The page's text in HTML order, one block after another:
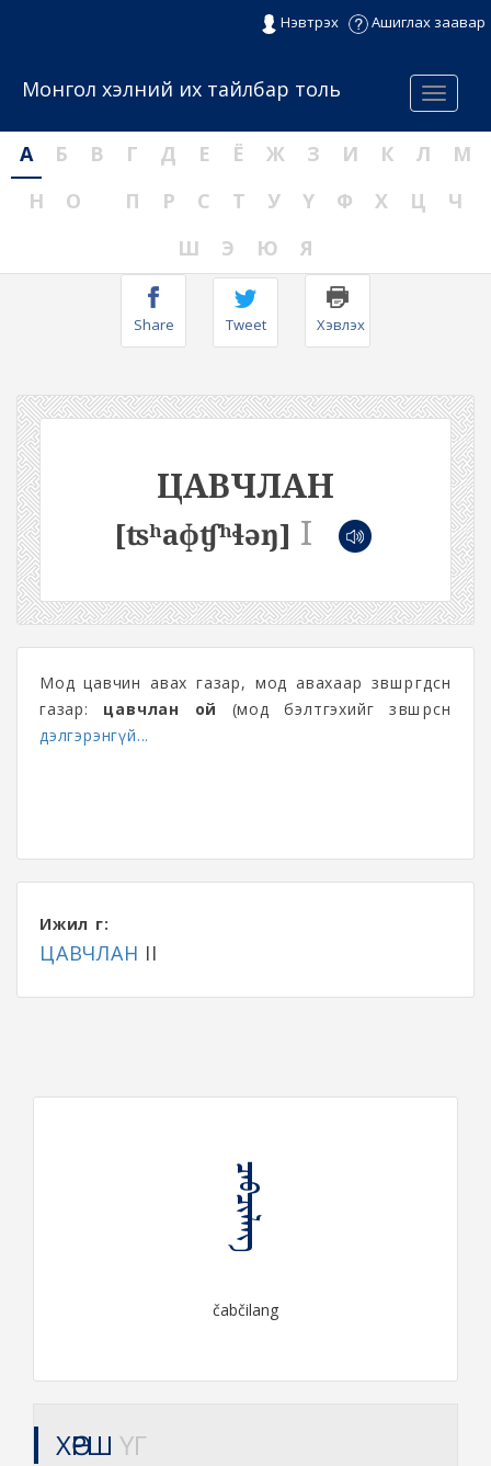
Нэвтрэх Ашиглах заавар
Menu
Монгол хэлний их тайлбар толь
А Б В Г Д Е Ё Ж З И К Л
М
Н
О П Р С Т У Ү Ф Х Ц
Ч
Ш
Э Ю Я
Share Tweet Хэвлэх
ЦАВЧЛАН
[ʦʰaɸʧʰɬəŋ] I
Мод цавчин авах газар, мод авахаар зөвшөөрөгдсөн
газар: цавчлан ой
(мод бэлтгэхийг зөвшөөрсөн
дэлгэрэнгүй...
Ижил үг:
ЦАВЧЛАН II
ᠴᠠᠪᠴᠢᠯᠠᠩ
čabčilang
ХӨРШ ҮГ